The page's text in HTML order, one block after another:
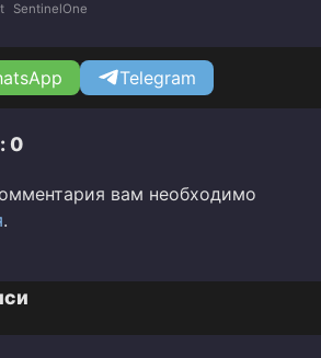
SentinelOne
Telegram
0
вам необходимо
.